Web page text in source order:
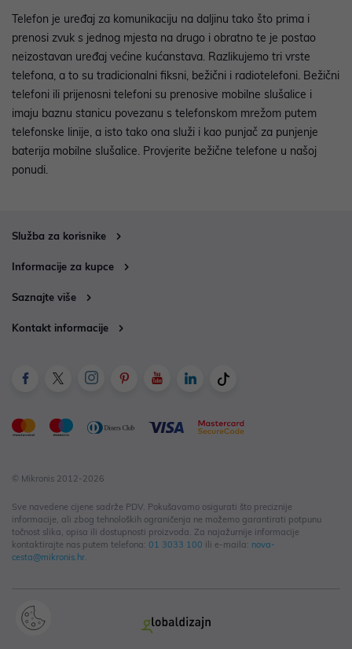
Telefon je uređaj za komunikaciju na daljinu tako što prima i
prenosi zvuk s jednog mjesta na drugo i obratno te je postao
neizostavan uređaj većine kućanstava. Razlikujemo tri vrste
telefona, a to su tradicionalni fiksni, bežični i radiotelefoni. Bežični
telefoni ili prijenosni telefoni su prenosive mobilne slušalice i
imaju baznu stanicu povezanu s telefonskom mrežom putem
telefonske linije, a isto tako ona služi i kao punjač za punjenje
baterija mobilne slušalice. Provjerite bežične telefone u našoj
ponudi.
Služba za korisnike
Informacije za kupce
Saznajte više
Kontakt informacije
© Mikronis 2012-2026
Sve navedene cijene sadrže PDV. Pokušavamo osigurati što preciznije
informacije, ali zbog tehnoloških ograničenja ne možemo garantirati potpunu
točnost slika, opisa ili dostupnosti proizvoda. Za najažurnije informacije
kontaktirajte nas putem telefona: 01 3033 100 ili e-maila: nova-
cesta@mikronis.hr.